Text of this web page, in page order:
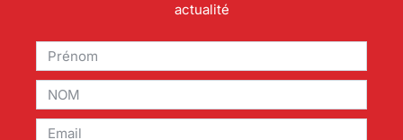
actualité